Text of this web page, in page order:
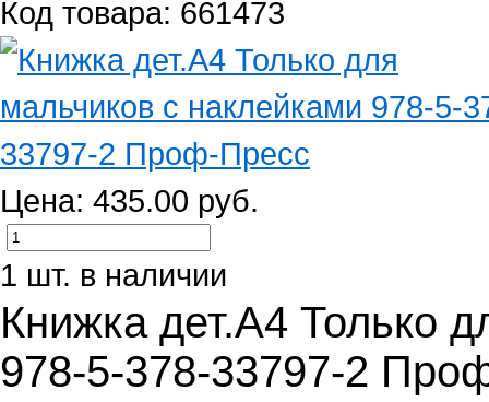
Код товара: 661473
Цена: 435.00 руб.
1 шт. в наличии
Книжка дет.А4 Только
978-5-378-33797-2